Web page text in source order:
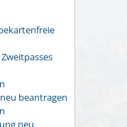
beantragen
neu